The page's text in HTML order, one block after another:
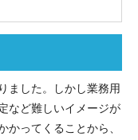
ました。しかし業務用
など難しいイメージが
かってくることから、